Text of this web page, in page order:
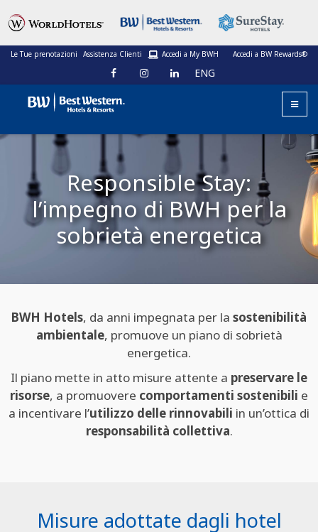
Le Tue prenotazioni Assistenza Clienti Accedi a My BWH Accedi a BW Rewards®
ENG
Responsible Stay:
l’impegno di BWH per la
sobrietà energetica
BWH Hotels, da anni impegnata per la sostenibilità
ambientale, promuove un piano di sobrietà
energetica.
Il piano mette in atto misure attente a preservare le
risorse, a promuovere comportamenti sostenibili e
a incentivare l’utilizzo delle rinnovabili in un’ottica di
responsabilità collettiva.
Misure adottate dagli hotel